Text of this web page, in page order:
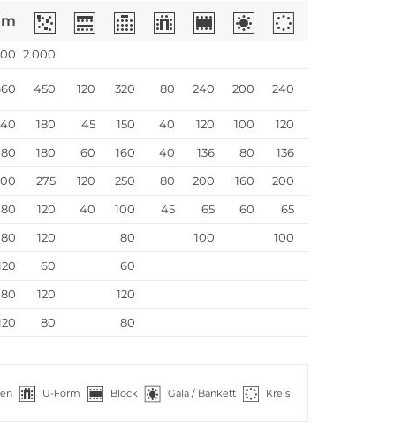
2.000
450 120 320 80 240 200 240
180 45 150 40 120 100
120
180 60 160 40 136 80
136
275 120 250 80 200 160
200
120 40 100 45 65 60
65
80 120 80 100
100
60
60
80 120
120
80 80
U-Form Block Gala / Bankett Kreis